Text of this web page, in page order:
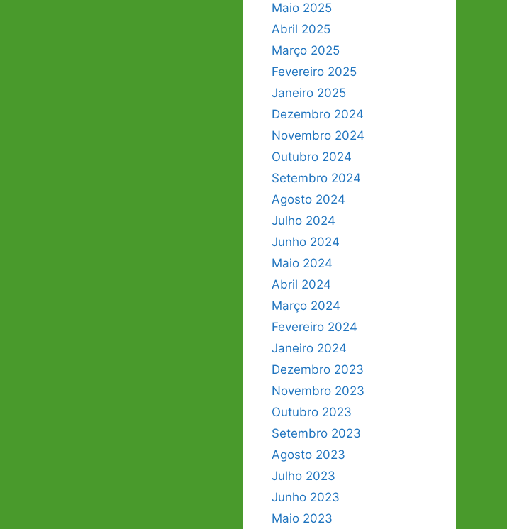
Maio 2025
Abril 2025
Março 2025
Fevereiro 2025
Janeiro 2025
Dezembro 2024
Novembro 2024
Outubro 2024
Setembro 2024
Agosto 2024
Julho 2024
Junho 2024
Maio 2024
Abril 2024
Março 2024
Fevereiro 2024
Janeiro 2024
Dezembro 2023
Novembro 2023
Outubro 2023
Setembro 2023
Agosto 2023
Julho 2023
Junho 2023
Maio 2023